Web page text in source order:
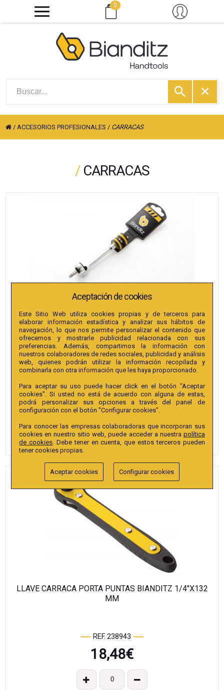
0
/ ACCESORIOS PROFESIONALES / CARRACAS
/ CARRACAS
CARRACA PORTAPUNTAS 180º BIANDITZ
REF. 239946
61,76€
LLAVE CARRACA PORTA PUNTAS BIANDITZ 1/4"X132
MM
REF. 238943
18,48€
Aceptación de cookies
Este Sitio Web utiliza cookies propias y de terceros para
elaborar información estadística y analizar sus hábitos de
navegación, lo que nos permite personalizar el contenido que
ofrecemos y mostrarle publicidad relacionada con sus
preferencias. Además, compartimos la información con
nuestros colaboradores de redes sociales, publicidad y análisis
web, quienes podrán utilizar la información recopilada y
combinarla con otra información que les haya proporcionado.
Para aceptar su uso puede hacer click en el botón "Aceptar
cookies". Si usted no está de acuerdo con alguna de estas,
podrá personalizar sus opciones a través del panel de
configuración con el botón "Configurar cookies".
Para conocer las empresas colaboradoras que incorporan sus
cookies en nuestro sitio web, puede acceder a nuestra política
de cookies. Debe tener en cuenta, que estos terceros pueden
tener cookies propias.
Aceptar cookies Configurar cookies